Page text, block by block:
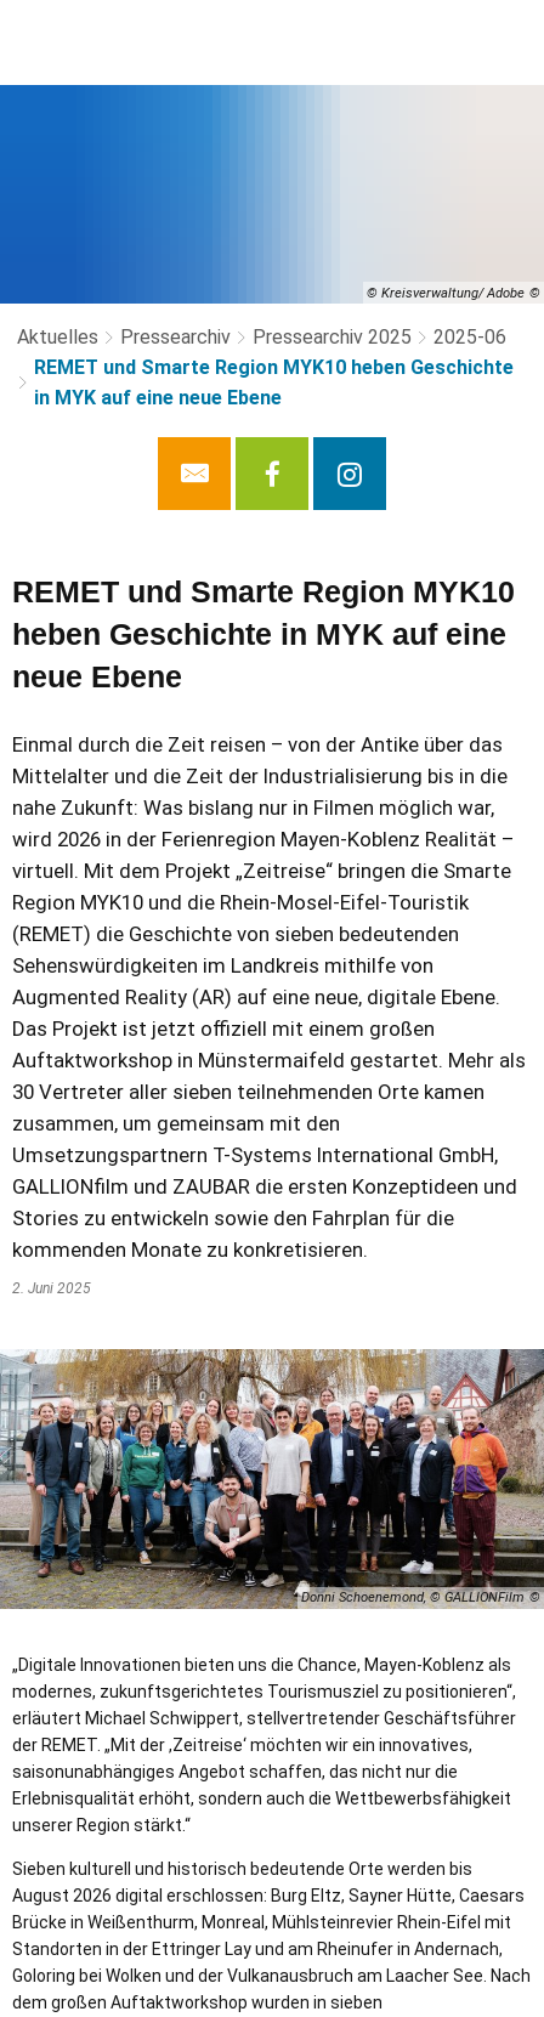
© Kreisverwaltung/ Adobe
Aktuelles Pressearchiv Pressearchiv 2025
2025-06
REMET und Smarte Region MYK10 heben Geschichte
in MYK auf eine neue Ebene
REMET und Smarte Region MYK10
heben Geschichte in MYK auf eine
neue Ebene
Einmal durch die Zeit reisen – von der Antike über das
Mittelalter und die Zeit der Industrialisierung bis in die
nahe Zukunft: Was bislang nur in Filmen möglich war,
wird 2026 in der Ferienregion Mayen-Koblenz Realität –
virtuell. Mit dem Projekt „Zeitreise“ bringen die Smarte
Region MYK10 und die Rhein-Mosel-Eifel-Touristik
(REMET) die Geschichte von sieben bedeutenden
Sehenswürdigkeiten im Landkreis mithilfe von
Augmented Reality (AR) auf eine neue, digitale Ebene.
Das Projekt ist jetzt offiziell mit einem großen
Auftaktworkshop in Münstermaifeld gestartet. Mehr als
30 Vertreter aller sieben teilnehmenden Orte kamen
zusammen, um gemeinsam mit den
Umsetzungspartnern T-Systems International GmbH,
GALLIONfilm und ZAUBAR die ersten Konzeptideen und
Stories zu entwickeln sowie den Fahrplan für die
kommenden Monate zu konkretisieren.
2. Juni 2025
Donni Schoenemond, © GALLIONFilm
„Digitale Innovationen bieten uns die Chance, Mayen-Koblenz als
modernes, zukunftsgerichtetes Tourismusziel zu positionieren“,
erläutert Michael Schwippert, stellvertretender Geschäftsführer
der REMET. „Mit der ,Zeitreise‘ möchten wir ein innovatives,
saisonunabhängiges Angebot schaffen, das nicht nur die
Erlebnisqualität erhöht, sondern auch die Wettbewerbsfähigkeit
unserer Region stärkt.“
Sieben kulturell und historisch bedeutende Orte werden bis
August 2026 digital erschlossen: Burg Eltz, Sayner Hütte, Caesars
Brücke in Weißenthurm, Monreal, Mühlsteinrevier Rhein-Eifel mit
Standorten in der Ettringer Lay und am Rheinufer in Andernach,
Goloring bei Wolken und der Vulkanausbruch am Laacher See. Nach
dem großen Auftaktworkshop wurden in sieben